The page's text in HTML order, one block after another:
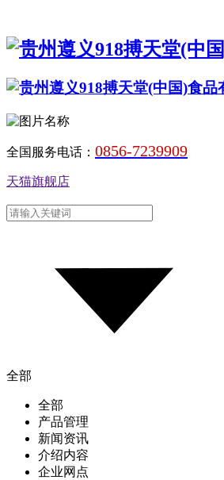
全国服务电话： 0856-7239909
天猫旗舰店
全部
全部
产品管理
新闻资讯
介绍内容
企业网点